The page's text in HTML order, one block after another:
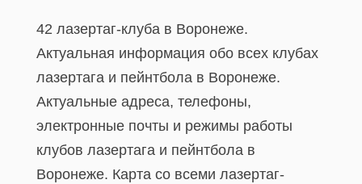
42 лазертаг-клуба в Воронеже.
Актуальная информация обо всех клубах
лазертага и пейнтбола в Воронеже.
Актуальные адреса, телефоны,
электронные почты и режимы работы
клубов лазертага и пейнтбола в
Воронеже. Карта со всеми лазертаг-